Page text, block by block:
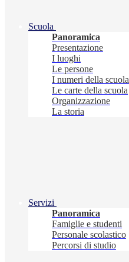
Scuola
Panoramica
Presentazione
I luoghi
Le persone
I numeri della scuola
Le carte della scuola
Organizzazione
La storia
Servizi
Panoramica
Famiglie e studenti
Personale scolastico
Percorsi di studio